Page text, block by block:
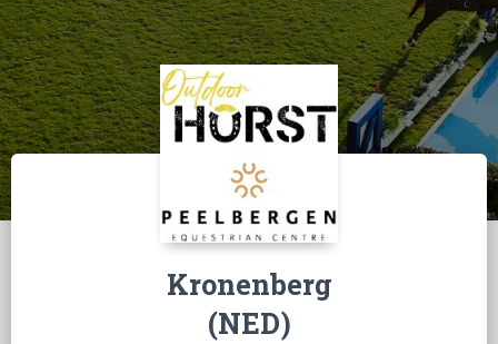
Kronenberg
(NED)